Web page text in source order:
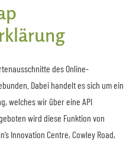
des Online-
Dabei handelt es sich um ein
welches wir über eine API
wird diese Funktion von
Innovation Centre, Cowley Road,